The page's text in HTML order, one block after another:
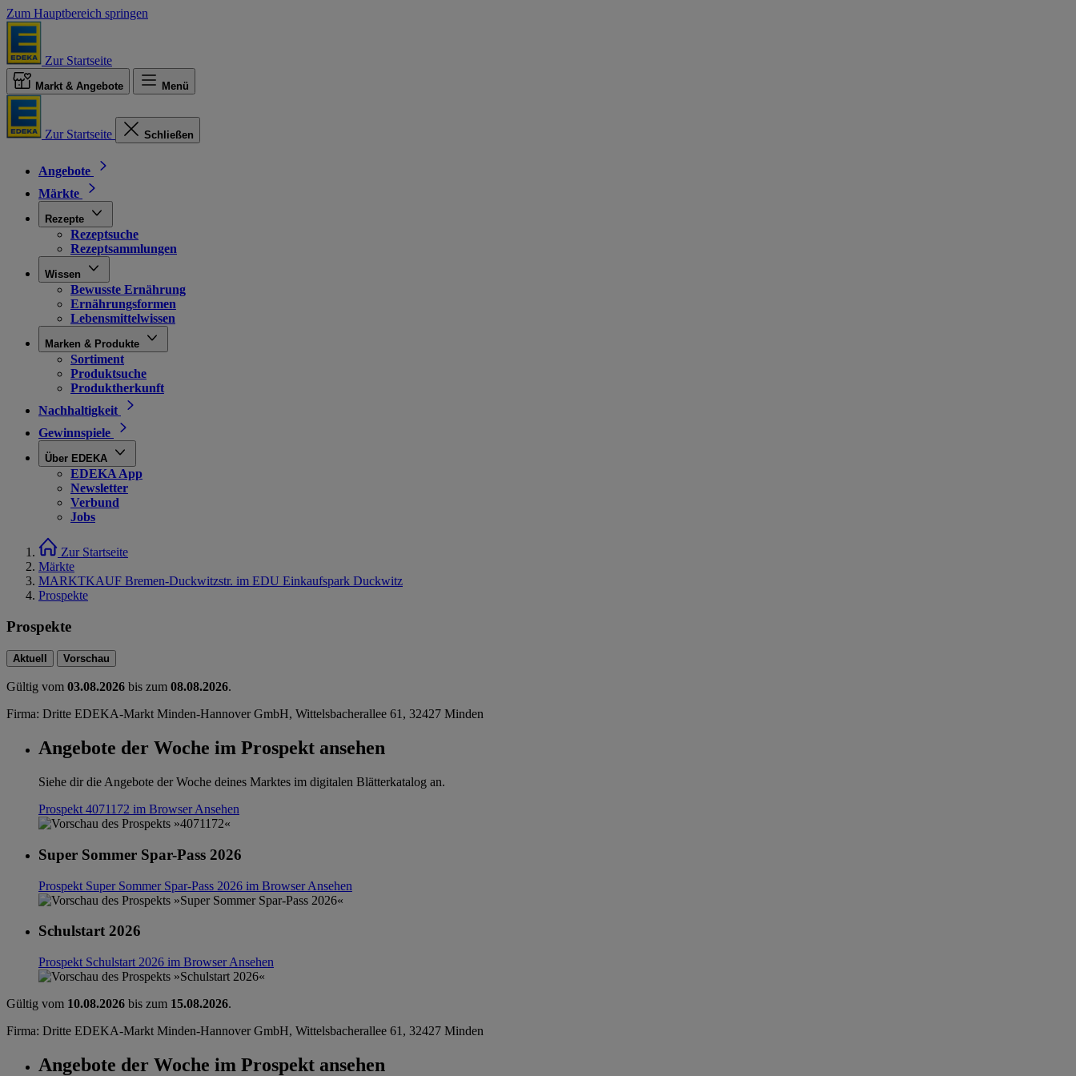
Zum Hauptbereich springen
Zur Startseite
Markt & Angebote Menü
Zur Startseite Schließen
Angebote
Märkte
Rezepte
Rezeptsuche
Rezeptsammlungen
Wissen
Bewusste Ernährung
Ernährungsformen
Lebensmittelwissen
Marken & Produkte
Sortiment
Produktsuche
Produktherkunft
Nachhaltigkeit
Gewinnspiele
Über EDEKA
EDEKA App
Newsletter
Verbund
Jobs
Zur Startseite
Märkte
MARKTKAUF Bremen-Duckwitzstr. im EDU Einkaufspark Duckwitz
Prospekte
Prospekte
Aktuell Vorschau
Gültig vom 03.08.2026 bis zum 08.08.2026.
Firma: Dritte EDEKA-Markt Minden-Hannover GmbH, Wittelsbacherallee 61, 32427 Minden
Angebote der Woche im Prospekt ansehen
Siehe dir die Angebote der Woche deines Marktes im digitalen Blätterkatalog an.
Prospekt 4071172 im BrowserAnsehen
Super Sommer Spar-Pass 2026
Prospekt Super Sommer Spar-Pass 2026 im BrowserAnsehen
Schulstart 2026
Prospekt Schulstart 2026 im BrowserAnsehen
Gültig vom 10.08.2026 bis zum 15.08.2026.
Firma: Dritte EDEKA-Markt Minden-Hannover GmbH, Wittelsbacherallee 61, 32427 Minden
Angebote der Woche im Prospekt ansehen